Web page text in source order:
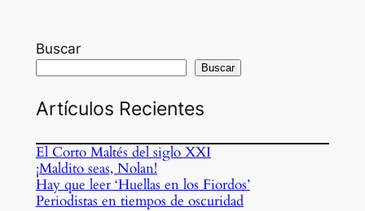
Buscar
Buscar
Artículos Recientes
El Corto Maltés del siglo XXI
¡Maldito seas, Nolan!
Hay que leer ‘Huellas en los Fiordos’
Periodistas en tiempos de oscuridad